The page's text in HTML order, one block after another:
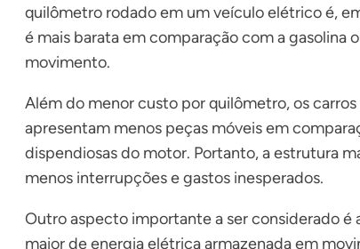
quilômetro rodado em um veículo elétrico é,
é mais barata em comparação com a gasolina
movimento.
Além do menor custo por quilômetro, os
apresentam menos peças móveis em
dispendiosas do motor. Portanto, a estrutura
menos interrupções e gastos inesperados.
Outro aspecto importante a ser considerado
maior de energia elétrica armazenada em